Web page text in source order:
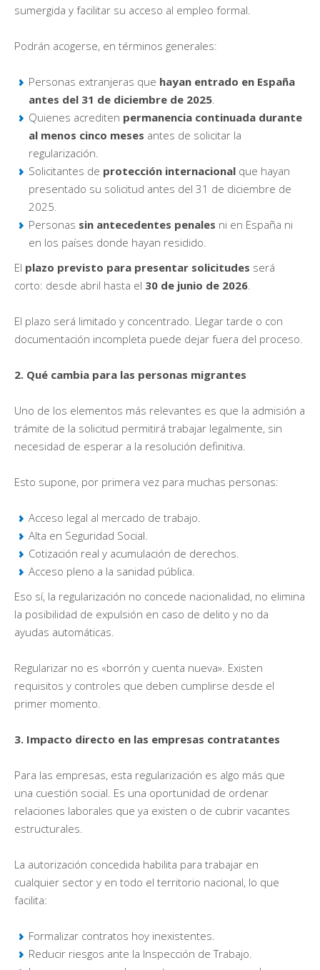
sumergida y facilitar su acceso al empleo formal.
Podrán acogerse, en términos generales:
Personas extranjeras que hayan entrado en España
antes del 31 de diciembre de 2025
Quienes acrediten permanencia continuada durante
al menos cinco meses antes de solicitar la
regularización.
Solicitantes de protección internacional que hayan
presentado su solicitud antes del 31 de diciembre de
2025.
Personas sin antecedentes penales ni en España ni
en los países donde hayan residido.
El plazo previsto para presentar solicitudes será
corto: desde abril hasta el 30 de junio de 2026
El plazo será limitado y concentrado. Llegar tarde o con
documentación incompleta puede dejar fuera del proceso.
2. Qué cambia para las personas migrantes
Uno de los elementos más relevantes es que la admisión a
trámite de la solicitud permitirá trabajar legalmente, sin
necesidad de esperar a la resolución definitiva.
Esto supone, por primera vez para muchas personas:
Acceso legal al mercado de trabajo.
Alta en Seguridad Social.
Cotización real y acumulación de derechos.
Acceso pleno a la sanidad pública.
Eso sí, la regularización no concede nacionalidad, no elimina
la posibilidad de expulsión en caso de delito y no da
ayudas automáticas.
Regularizar no es «borrón y cuenta nueva». Existen
requisitos y controles que deben cumplirse desde el
primer momento.
3. Impacto directo en las empresas contratantes
Para las empresas, esta regularización es algo más que
una cuestión social. Es una oportunidad de ordenar
relaciones laborales que ya existen o de cubrir vacantes
estructurales.
La autorización concedida habilita para trabajar en
cualquier sector y en todo el territorio nacional, lo que
facilita:
Formalizar contratos hoy inexistentes.
Reducir riesgos ante la Inspección de Trabajo.